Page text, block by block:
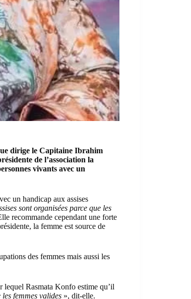
dirige le Capitaine Ibrahim
de l’association la
vivants avec un
un handicap aux assises
sont organisées parce que les
recommande cependant une forte
la femme est source de
des femmes mais aussi les
lequel Rasmata Konfo estime qu’il
femmes valides », dit-elle.